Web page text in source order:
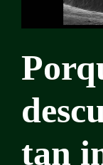
tan